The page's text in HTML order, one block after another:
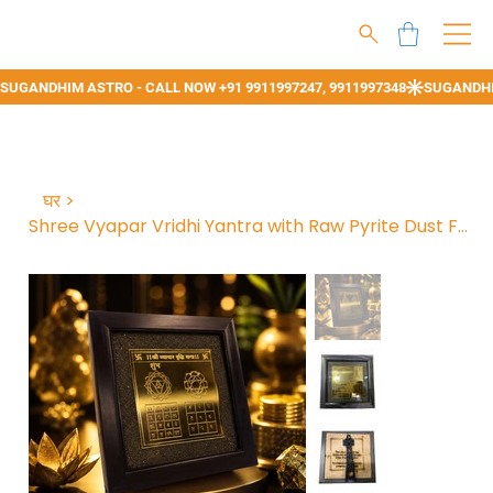
घर >
Shree Vyapar Vridhi Yantra with Raw Pyrite Dust Frame |